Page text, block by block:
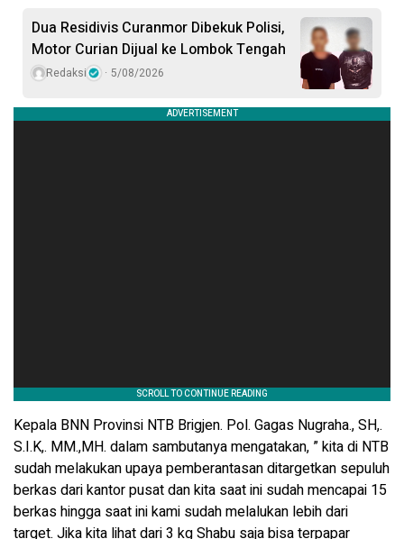
Dua Residivis Curanmor Dibekuk Polisi,
Motor Curian Dijual ke Lombok Tengah
Redaksi 5/08/2026
Kepala BNN Provinsi NTB Brigjen. Pol. Gagas Nugraha., SH,.
S.I.K,. MM.,MH. dalam sambutanya mengatakan, ” kita di NTB
sudah melakukan upaya pemberantasan ditargetkan sepuluh
berkas dari kantor pusat dan kita saat ini sudah mencapai 15
berkas hingga saat ini kami sudah melalukan lebih dari
target. Jika kita lihat dari 3 kg Shabu saja bisa terpapar